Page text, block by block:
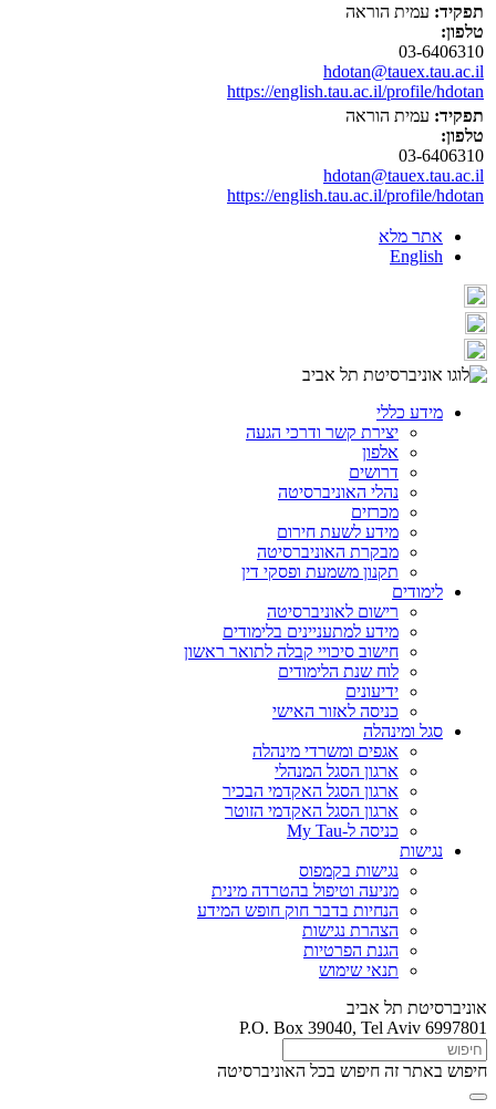
תפקיד: עמית הוראה
טלפון:
03-6406310
hdotan@tauex.tau.ac.il
https://english.tau.ac.il/profile/hdotan
תפקיד: עמית הוראה
טלפון:
03-6406310
hdotan@tauex.tau.ac.il
https://english.tau.ac.il/profile/hdotan
אתר מלא
English
מידע כללי
יצירת קשר ודרכי הגעה
אלפון
דרושים
נהלי האוניברסיטה
מכרזים
מידע לשעת חירום
מבקרת האוניברסיטה
תקנון משמעת ופסקי דין
לימודים
רישום לאוניברסיטה
מידע למתעניינים בלימודים
חישוב סיכויי קבלה לתואר ראשון
לוח שנת הלימודים
ידיעונים
כניסה לאזור האישי
סגל ומינהלה
אגפים ומשרדי מינהלה
ארגון הסגל המנהלי
ארגון הסגל האקדמי הבכיר
ארגון הסגל האקדמי הזוטר
כניסה ל-My Tau
נגישות
נגישות בקמפוס
מניעה וטיפול בהטרדה מינית
הנחיות בדבר חוק חופש המידע
הצהרת נגישות
הגנת הפרטיות
תנאי שימוש
אוניברסיטת תל אביב
P.O. Box 39040, Tel Aviv 6997801
חיפוש באתר זה חיפוש בכל האוניברסיטה